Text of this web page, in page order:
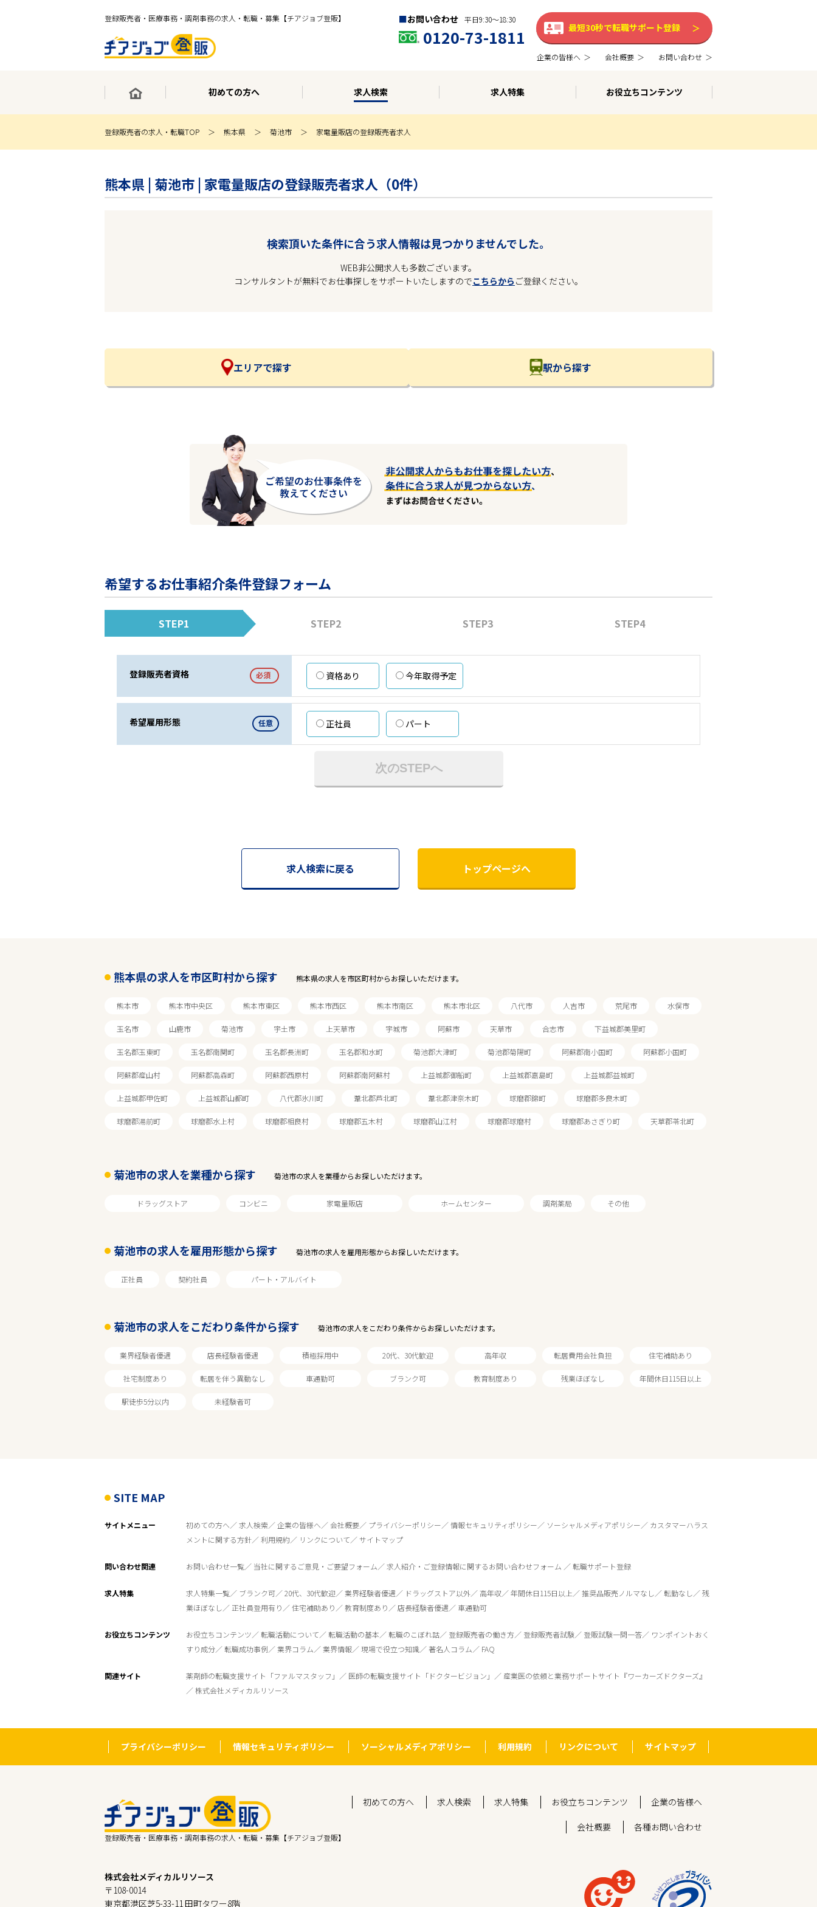
登録販売者・医療事務・調剤事務の求人・転職・募集【チアジョブ登販】 お問い合わせ 平日9:30〜18:30
0120-73-1811 最短30秒で転職サポート登録
企業の皆様へ 会社概要 お問い合わせ
初めての方へ 求人検索 求人特集 お役立ちコンテンツ
登録販売者の求人・転職TOP 熊本県 菊池市 家電量販店の登録販売者求人
熊本県 | 菊池市 | 家電量販店の登録販売者求人（0件）
検索頂いた条件に合う求人情報は見つかりませんでした。
WEB非公開求人も多数ございます。
コンサルタントが無料でお仕事探しをサポートいたしますのでこちらから ご登録ください。
エリアで探す 駅から探す
エリアで探す 駅から探す
菊池市
家電量販店
フリーワード
希望するお仕事紹介条件登録フォーム
STEP1 STEP2 STEP3 STEP4
登録販売者資格 必須 資格あり 今年取得予定
希望雇用形態 任意 正社員 パート
次のSTEPへ
求人検索に戻る トップページへ
熊本県の求人を市区町村から探す 熊本県の求人を市区町村からお探しいただけます。
熊本市 熊本市中央区 熊本市東区 熊本市西区 熊本市南区 熊本市北区 八代市 人吉市 荒尾市 水俣市
玉名市 山鹿市 菊池市 宇土市 上天草市 宇城市 阿蘇市 天草市 合志市 下益城郡美里町
玉名郡玉東町 玉名郡南関町 玉名郡長洲町 玉名郡和水町 菊池郡大津町 菊池郡菊陽町 阿蘇郡南小国町 阿蘇郡小国町
阿蘇郡産山村 阿蘇郡高森町 阿蘇郡西原村 阿蘇郡南阿蘇村 上益城郡御船町 上益城郡嘉島町 上益城郡益城町
上益城郡甲佐町 上益城郡山都町 八代郡氷川町 葦北郡芦北町 葦北郡津奈木町 球磨郡錦町 球磨郡多良木町
球磨郡湯前町 球磨郡水上村 球磨郡相良村 球磨郡五木村 球磨郡山江村 球磨郡球磨村 球磨郡あさぎり町 天草郡苓北町
菊池市の求人を業種から探す 菊池市の求人を業種からお探しいただけます。
ドラッグストア コンビニ 家電量販店 ホームセンター 調剤薬局 その他
菊池市の求人を雇用形態から探す 菊池市の求人を雇用形態からお探しいただけます。
正社員 契約社員 パート・アルバイト
菊池市の求人をこだわり条件から探す 菊池市の求人をこだわり条件からお探しいただけます。
業界経験者優遇 店長経験者優遇 積極採用中 20代、30代歓迎 高年収 転居費用会社負担 住宅補助あり
社宅制度あり 転居を伴う異動なし 車通勤可 ブランク可 教育制度あり 残業ほぼなし 年間休日115日以上
駅徒歩5分以内 未経験者可
SITE MAP
サイトメニュー 初めての方へ 求人検索 企業の皆様へ 会社概要 プライバシーポリシー 情報セキュリティポリシー ソーシャルメディアポリシー
カスタマーハラス
メントに関する方針
利用規約 リンクについて サイトマップ
問い合わせ関連 お問い合わせ一覧 当社に関するご意見・ご要望フォーム 求人紹介・ご登録情報に関するお問い合わせフォーム 転職サポート登録
求人特集 求人特集一覧 ブランク可 20代、30代歓迎 業界経験者優遇 ドラッグストア以外 高年収 年間休日115日以上 推奨品販売ノルマなし 転勤なし
残
業ほぼなし
正社員登用有り 住宅補助あり 教育制度あり 店長経験者優遇 車通勤可
お役立ちコンテンツ お役立ちコンテンツ 転職活動について 転職活動の基本 転職のこぼれ話 登録販売者の働き方 登録販売者試験 登販試験一問一答
ワンポイントおく
すり成分
転職成功事例 業界コラム 業界情報 現場で役立つ知識 著名人コラム FAQ
関連サイト 薬剤師の転職支援サイト「ファルマスタッフ」 医師の転職支援サイト「ドクタービジョン」
産業医の依頼と業務サポートサイト『ワーカーズドクターズ』
株式会社メディカルリソース
プライバシーポリシー 情報セキュリティポリシー ソーシャルメディアポリシー 利用規約 リンクについて サイトマップ
登録販売者・医療事務・調剤事務の求人・転職・募集【チアジョブ登販】
初めての方へ 求人検索 求人特集 お役立ちコンテンツ 企業の皆様へ
会社概要 各種お問い合わせ
株式会社メディカルリソース
〒108-0014
東京都港区芝5-33-11 田町タワー8階